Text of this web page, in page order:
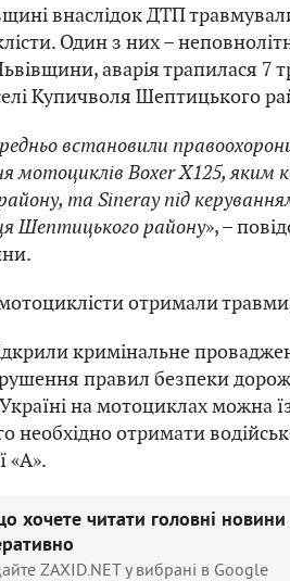
внаслідок ДТП
Один з них –
аварія трапилася 7
Купичволя Шептицького
встановили
мотоциклів Boxer X125, яким
та Sineray під
Шептицького району», –
отримали
кримінальне
правил безпеки
на мотоциклах можна
необхідно отримати
«А».
хочете читати головні
ZAXID.NET у вибрані в Google